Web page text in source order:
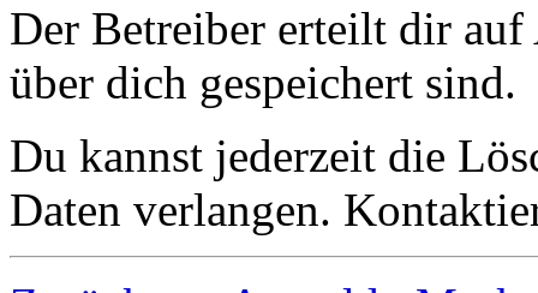
Der Betreiber erteilt dir
über dich gespeichert sind.
Du kannst jederzeit die
Daten verlangen.